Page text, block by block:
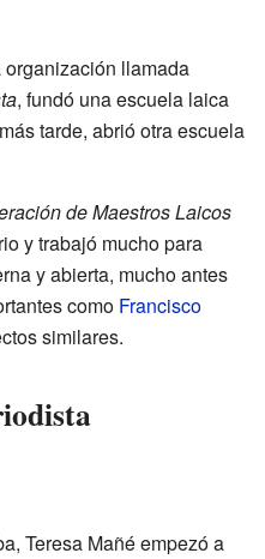
llamada
, fundó una escuela laica
tarde, abrió otra escuela
de Maestros Laicos
y trabajó mucho para
y abierta, mucho antes
como Francisco
similares.
Teresa Mañé empezó a